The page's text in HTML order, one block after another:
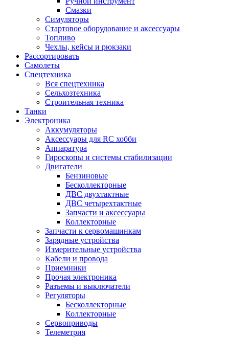
Смазки
Симуляторы
Стартовое оборудование и аксессуары
Топливо
Чехлы, кейсы и рюкзаки
Рассортировать
Самолеты
Спецтехника
Вся спецтехника
Сельхозтехника
Строительная техника
Танки
Электроника
Аккумуляторы
Аксессуары для RC хобби
Аппаратура
Гироскопы и системы стабилизации
Двигатели
Бензиновые
Бесколлекторные
ДВС двухтактные
ДВС четырехтактные
Запчасти и аксессуары
Коллекторные
Запчасти к сервомашинкам
Зарядные устройства
Измерительные устройства
Кабели и провода
Приемники
Прочая электроника
Разъемы и выключатели
Регуляторы
Бесколлекторные
Коллекторные
Сервоприводы
Телеметрия